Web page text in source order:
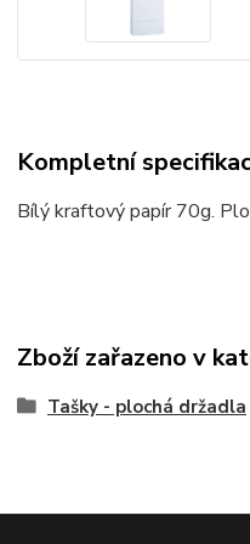
Kompletní
Bílý kraftový papír 70g.
Zboží zařazeno v
Tašky - plochá držadla